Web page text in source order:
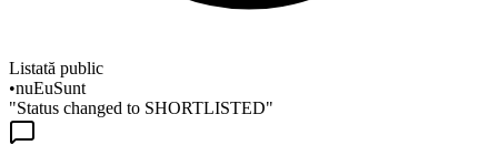
Listată public
•nuEuSunt
"Status changed to SHORTLISTED"